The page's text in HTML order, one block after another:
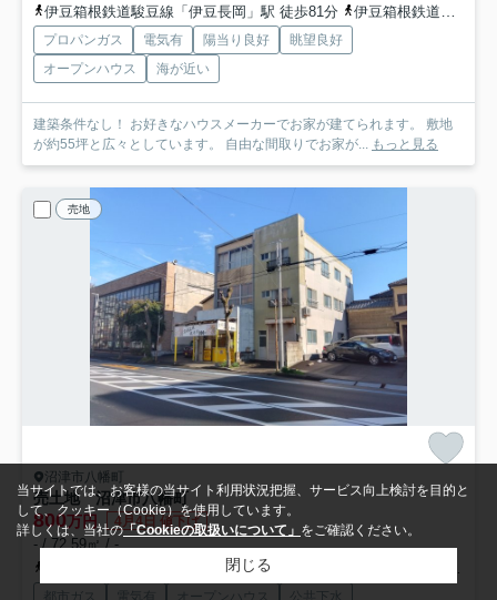
伊豆箱根鉄道駿豆線「伊豆長岡」駅 徒歩81分
伊豆箱根鉄道駿豆線「韮山」駅 徒歩76分
プロパンガス 電気有 陽当り良好
眺望良好
オープンハウス
海が近い
建築条件なし！ お好きなハウスメーカーでお家が建てられます。 敷地
が約55坪と広々としています。 自由な間取りでお家が... もっと見る
売地
沼津市八幡町
売土地 沼津市八幡町
800万円 4月4日 値下げ
- / 72.59㎡ / -
東海道本線「沼津」駅 徒歩11分
御殿場線「大岡」駅 徒歩45分
都市ガス 電気有 オープンハウス 公共下水
当サイトでは、お客様の当サイト利用状況把握、サービス向上検討を目的と
して、クッキー（Cookie）を使用しています。
詳しくは、当社の「Cookieの取扱いについて」 をご確認ください。
閉じる